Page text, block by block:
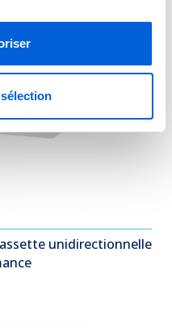
unidirectionnelle